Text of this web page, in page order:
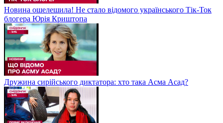
Новина ошелешила! Не стало відомого українського Тік-Ток
блогера Юрія Криштопа
Дружина сирійського диктатора: хто така Асма Асад?